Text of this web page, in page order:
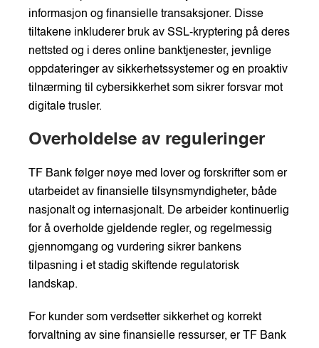
informasjon og finansielle transaksjoner. Disse
tiltakene inkluderer bruk av SSL-kryptering på deres
nettsted og i deres online banktjenester, jevnlige
oppdateringer av sikkerhetssystemer og en proaktiv
tilnærming til cybersikkerhet som sikrer forsvar mot
digitale trusler.
Overholdelse av reguleringer
TF Bank følger nøye med lover og forskrifter som er
utarbeidet av finansielle tilsynsmyndigheter, både
nasjonalt og internasjonalt. De arbeider kontinuerlig
for å overholde gjeldende regler, og regelmessig
gjennomgang og vurdering sikrer bankens
tilpasning i et stadig skiftende regulatorisk
landskap.
For kunder som verdsetter sikkerhet og korrekt
forvaltning av sine finansielle ressurser, er TF Bank